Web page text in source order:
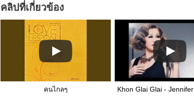
คลิปที่เกี่ยวข้อง
คนไกลๆ